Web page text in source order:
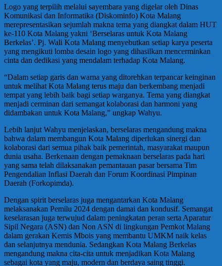
Logo yang terpilih melalui sayembara yang digelar oleh Dinas
Komunikasi dan Informatika (Diskominfo) Kota Malang
merepresentasikan sejumlah makna tema yang diangkat dalam HUT
ke-110 Kota Malang yakni ‘Berselaras untuk Kota Malang
Berkelas’. Pj. Wali Kota Malang menyebutkan setiap karya peserta
yang mengikuti lomba desain logo yang dihasilkan mencerminkan
cinta dan dedikasi yang mendalam terhadap Kota Malang.
“Dalam setiap garis dan warna yang ditorehkan terpancar keinginan
untuk melihat Kota Malang terus maju dan berkembang menjadi
tempat yang lebih baik bagi setiap warganya. Tema yang diangkat
menjadi cerminan dari semangat kolaborasi dan harmoni yang
didambakan untuk Kota Malang,” ungkap Wahyu.
Lebih lanjut Wahyu menjelaskan, berselaras mengandung makna
bahwa dalam membangun Kota Malang diperlukan sinergi dan
kolaborasi dari semua pihak baik pemerintah, masyarakat maupun
dunia usaha. Berkenaan dengan pemaknaan berselaras pada hari
yang sama telah dilaksanakan pemantauan pasar bersama Tim
Pengendalian Inflasi Daerah dan Forum Koordinasi Pimpinan
Daerah (Forkopimda).
Dengan spirit berselaras juga mengantarkan Kota Malang
melaksanakan Pemilu 2024 dengan damai dan kondusif. Semangat
keselarasan juga terwujud dalam peningkatan peran serta Aparatur
Sipil Negara (ASN) dan Non ASN di lingkungan Pemkot Malang
dalam gerakan Kemis Mbois yang membantu UMKM naik kelas
dan selanjutnya mendunia. Sedangkan Kota Malang Berkelas
mengandung makna cita-cita untuk menjadikan Kota Malang
sebagai kota yang maju, modern dan berdaya saing tinggi.